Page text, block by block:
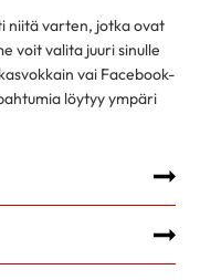
niitä varten, jotka ovat
voit valita juuri sinulle
vai Facebook-
löytyy ympäri